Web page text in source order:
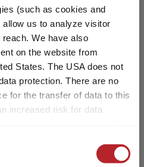
(such as cookies and
us to analyze visitor
We have also
on the website from
States. The USA does not
protection. There are no
for the transfer of data to this
increased risk for data
other data. For more
K
überschritten
Frage: Wie muss
konfigurieren, um
und Zubehör
Bedürfnissen
dass das
Maximalgewicht
einige Hinweise